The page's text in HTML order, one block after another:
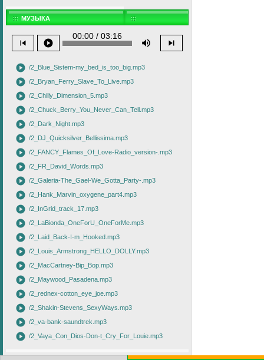
МУЗЫКА
skip_previous play_circle
00:00 / 03:16
volume_up skip_next
play_circle /2_Blue_Sistem-my_bed_is_too_big.mp3
play_circle /2_Bryan_Ferry_Slave_To_Live.mp3
play_circle /2_Chilly_Dimension_5.mp3
play_circle /2_Chuck_Berry_You_Never_Can_Tell.mp3
play_circle /2_Dark_Night.mp3
play_circle /2_DJ_Quicksilver_Bellissima.mp3
play_circle /2_FANCY_Flames_Of_Love-Radio_version-.mp3
play_circle /2_FR_David_Words.mp3
play_circle /2_Galeria-The_Gael-We_Gotta_Party-.mp3
play_circle /2_Hank_Marvin_oxygene_part4.mp3
play_circle /2_InGrid_track_17.mp3
play_circle /2_LaBionda_OneForU_OneForMe.mp3
play_circle /2_Laid_Back-I-m_Hooked.mp3
play_circle /2_Louis_Armstrong_HELLO_DOLLY.mp3
play_circle /2_MacCartney-Bip_Bop.mp3
play_circle /2_Maywood_Pasadena.mp3
play_circle /2_rednex-cotton_eye_joe.mp3
play_circle /2_Shakin-Stevens_SexyWays.mp3
play_circle /2_va-bank-saundtrek.mp3
play_circle /2_Vaya_Con_Dios-Don-t_Cry_For_Louie.mp3